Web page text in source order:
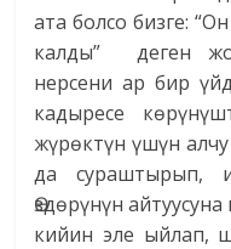
ата болсо бизге:
калды” деген
нерсени ар бир
кадыресе
жүрөктүн үшүн
да сураштырып,
Өздөрүнүн
кийин эле ыйлап,